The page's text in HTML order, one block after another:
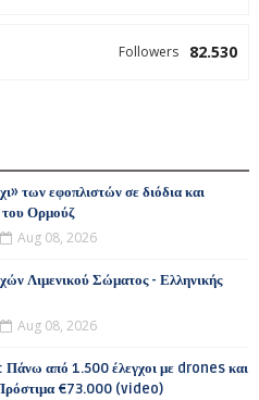
82.530
Followers
των εφοπλιστών σε διόδια και
του Ορμούζ
Aug 08, 2026
Λιμενικού Σώματος - Ελληνικής
Aug 08, 2026
Πάνω από 1.500 έλεγχοι με drones και
Πρόστιμα €73.000 (video)